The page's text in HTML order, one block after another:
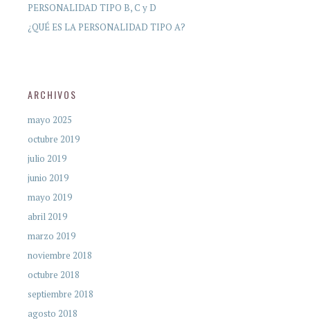
PERSONALIDAD TIPO B, C y D
¿QUÉ ES LA PERSONALIDAD TIPO A?
ARCHIVOS
mayo 2025
octubre 2019
julio 2019
junio 2019
mayo 2019
abril 2019
marzo 2019
noviembre 2018
octubre 2018
septiembre 2018
agosto 2018